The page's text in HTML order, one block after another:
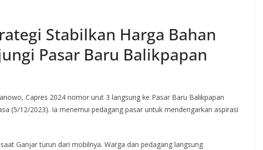
Stabilkan Harga Bahan
Pasar Baru Balikpapan
Capres 2024 nomor urut 3 langsung ke Pasar Baru Balikpapan
(5/12/2023). Ia menemui pedagang pasar untuk mendengarkan aspirasi
Ganjar turun dari mobilnya. Warga dan pedagang langsung